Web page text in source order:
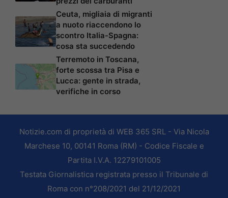
Ceuta, migliaia di migranti
a nuoto riaccendono lo
scontro Italia-Spagna:
cosa sta succedendo
Terremoto in Toscana,
forte scossa tra Pisa e
Lucca: gente in strada,
verifiche in corso
Notizie.com di proprietà di WEB 365 SRL - Via Nicola
Marchese 10, 00141 Roma (RM) - Codice Fiscale e
Partita I.V.A. 12279101005
Testata Giornalistica registrata presso il Tribunale di
Roma con n°208/2021 del 21/12/2021